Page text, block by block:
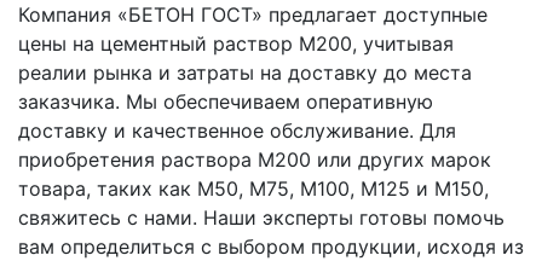
Компания «БЕТОН ГОСТ» предлагает доступные
цены на цементный раствор М200, учитывая
реалии рынка и затраты на доставку до места
заказчика. Мы обеспечиваем оперативную
доставку и качественное обслуживание. Для
приобретения раствора М200 или других марок
товара, таких как М50, М75, М100, М125 и М150,
свяжитесь с нами. Наши эксперты готовы помочь
вам определиться с выбором продукции, исходя из